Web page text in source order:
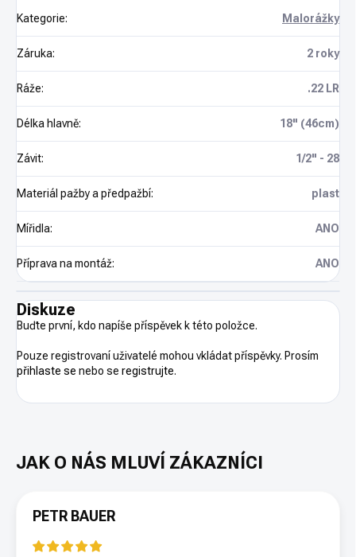
Kategorie: Malorážky
Záruka: 2 roky
Ráže: .22 LR
Délka hlavně: 18" (46cm)
Závit: 1/2" - 28
Materiál pažby a předpažbí: plast
Mířidla: ANO
Příprava na montáž: ANO
Diskuze
Buďte první, kdo napíše příspěvek k této položce.
Pouze registrovaní uživatelé mohou vkládat příspěvky. Prosím
přihlaste se nebo se registrujte.
PETR BAUER